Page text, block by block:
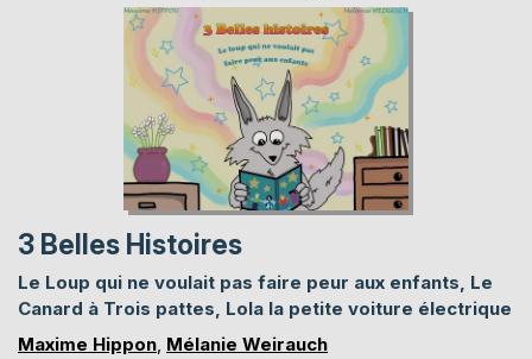
Skip
to
the
end
of
the
images
gallery
Skip
to
the
beginning
of
the
images
gallery
3 Belles Histoires
Le Loup qui ne voulait pas faire peur aux enfants, Le
Canard à Trois pattes, Lola la petite voiture électrique
Maxime Hippon, Mélanie Weirauch